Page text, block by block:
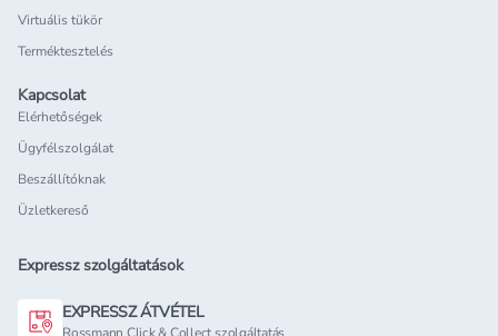
Virtuális tükör
Terméktesztelés
Kapcsolat
Elérhetőségek
Ügyfélszolgálat
Beszállítóknak
Üzletkereső
Expressz szolgáltatások
EXPRESSZ ÁTVÉTEL